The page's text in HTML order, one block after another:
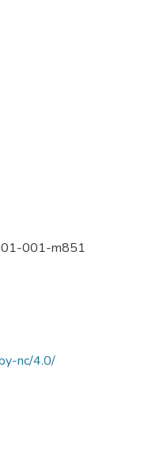
001-m851
nc/4.0/